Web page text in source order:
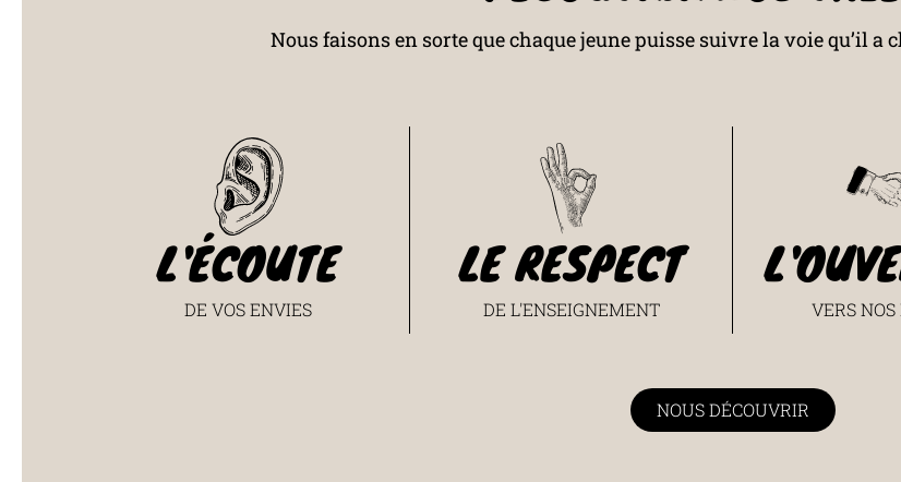
Nous faisons en sorte que chaque jeune puisse suivre la voie qu’il a
L'ÉCOUTE
DE VOS ENVIES
LE RESPECT
DE L'ENSEIGNEMENT VERS
NOUS DÉCOUVRIR